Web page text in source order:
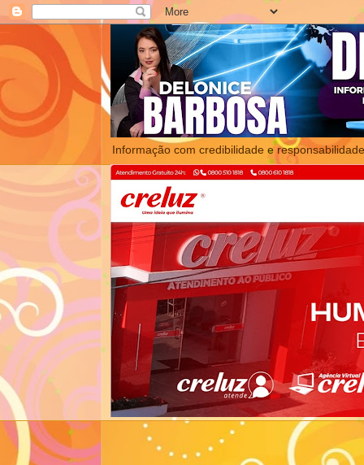
Informação com credibilidade e